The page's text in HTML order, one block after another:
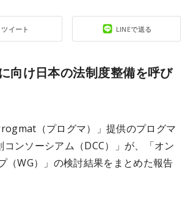
ツイート LINEで送る
向け日本の法制度整備を呼び
（プログマ）」提供のプログマ
ンソーシアム（DCC）」が、「オン
（WG）」の検討結果をまとめた報告